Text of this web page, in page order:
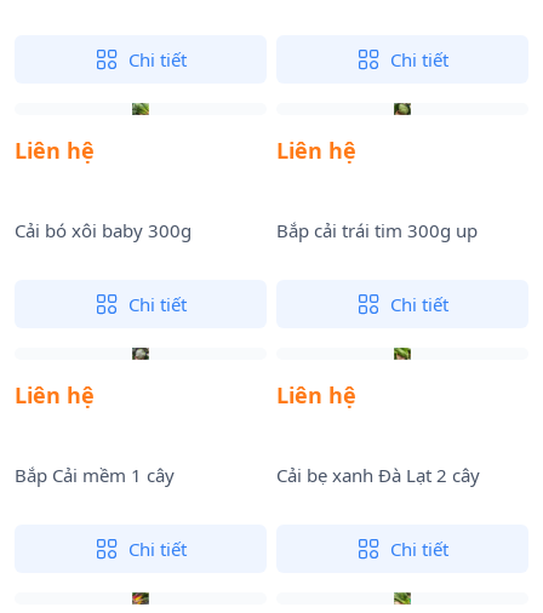
Chi tiết Chi tiết
Liên hệ
Cải bó xôi baby 300g
Chi tiết
Liên hệ
Bắp cải trái tim 300g up
Chi tiết
Liên hệ
Bắp Cải mềm 1 cây
Chi tiết
Liên hệ
Cải bẹ xanh Đà Lạt 2 cây
Chi tiết